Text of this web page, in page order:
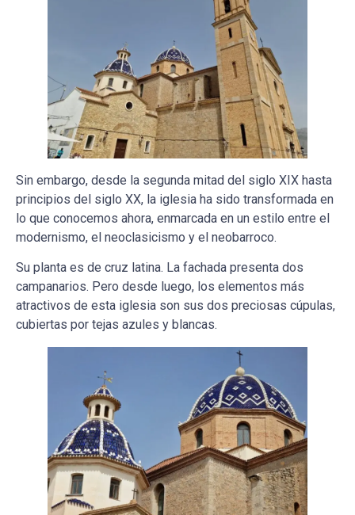
Sin embargo, desde la segunda mitad del siglo XIX hasta
principios del siglo XX, la iglesia ha sido transformada en
lo que conocemos ahora, enmarcada en un estilo entre el
modernismo, el neoclasicismo y el neobarroco.
Su planta es de cruz latina. La fachada presenta dos
campanarios. Pero desde luego, los elementos más
atractivos de esta iglesia son sus dos preciosas cúpulas,
cubiertas por tejas azules y blancas.